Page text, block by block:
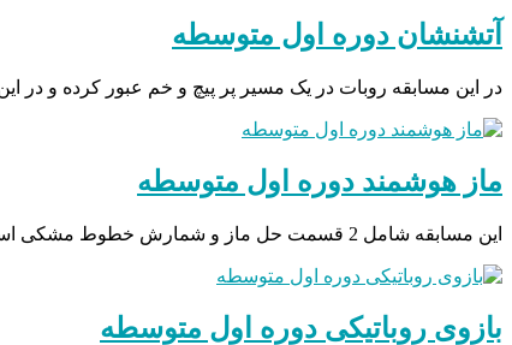
آتشنشان دوره اول متوسطه
در این مسابقه روبات در یک مسیر پر پیچ و خم عبور کرده و در
ماز هوشمند دوره اول متوسطه
این مسابقه شامل 2 قسمت حل ماز و شمارش خطوط مشکی است. در ابتدای مسابقه داور ربات را در ابتدای…
بازوی روباتیکی دوره اول متوسطه